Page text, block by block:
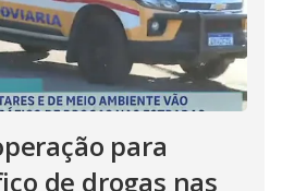
para
de drogas nas